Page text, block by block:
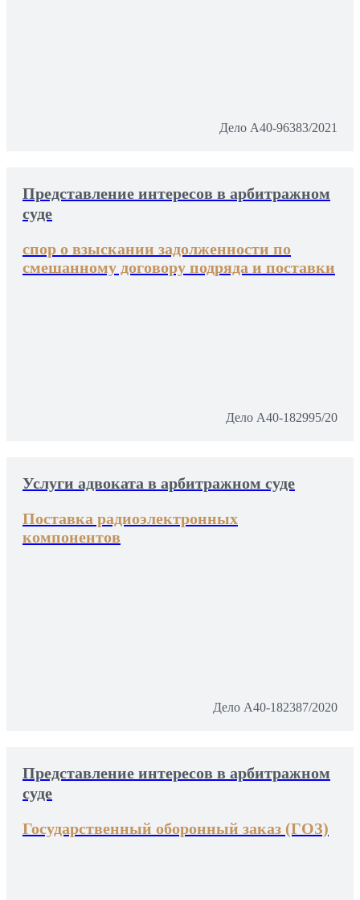
Дело А40-96383/2021
Представление интересов в арбитражном
суде
спор о взыскании задолженности по
смешанному договору подряда и поставки
Дело А40-182995/20
Услуги адвоката в арбитражном суде
Поставка радиоэлектронных
компонентов
Дело А40-182387/2020
Представление интересов в арбитражном
суде
Государственный оборонный заказ (ГОЗ)